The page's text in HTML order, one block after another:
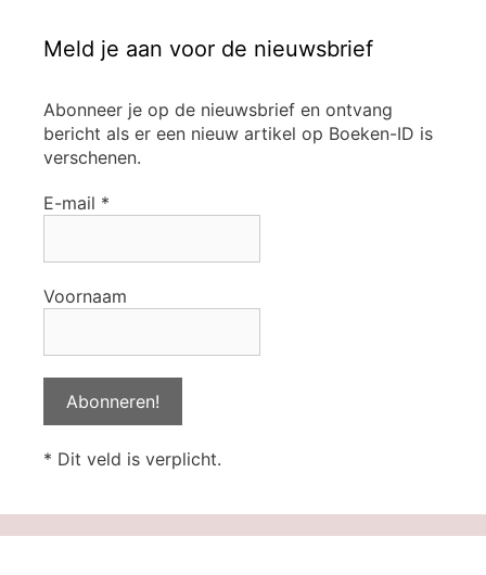
Meld je aan voor de nieuwsbrief
Abonneer je op de nieuwsbrief en ontvang
bericht als er een nieuw artikel op Boeken-ID is
verschenen.
E-mail *
Voornaam
* Dit veld is verplicht.